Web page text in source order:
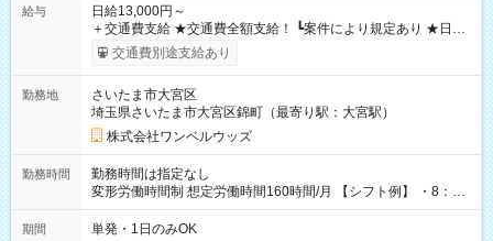
給与
日給13,000円～
＋交通費支給 ★交通費全額支給！ ┗案件により規定あり ★日払
いOK！（規定あり） ┗働いたその日に現金GET♪ お仕事後はコ
ンビニATMから 日払い分を引き落とせます！ 【試用期間】試
交通費別途支給あり
勤務地
さいたま市大宮区
埼玉県さいたま市大宮区錦町（最寄り駅：大宮駅）
株式会社ワンベルウッズ
勤務時間
勤務時間は指定なし
変形労働時間制 想定労働時間160時間/月 【シフト例】 ・8：00
～21：00
期間 単発・1日のみOK